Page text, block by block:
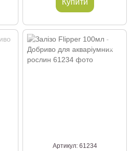
Купити
Артикул: 61234